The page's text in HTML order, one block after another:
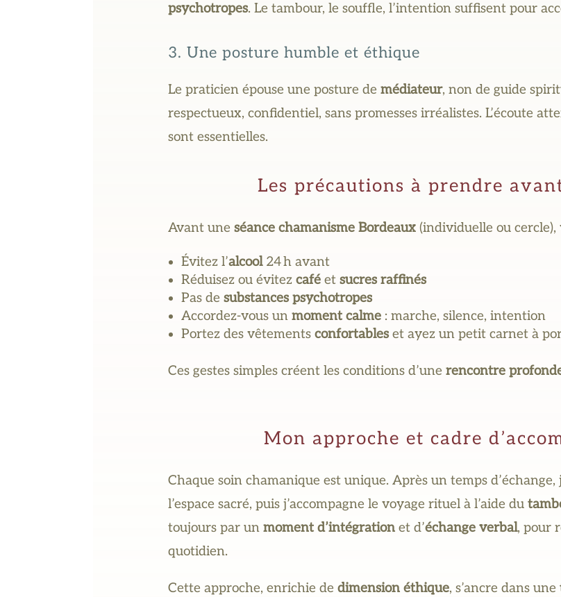
psychotropes. Le tambour, le souffle, l’intention suffisent pour
3. Une posture humble et éthique
Le praticien épouse une posture de médiateur, non de guide
respectueux, confidentiel, sans promesses irréalistes. L’écoute
sont essentielles.
Les précautions à prendre
Avant une séance chamanisme Bordeaux(individuelle ou cercle),
Évitez l’alcool24 h avant
Réduisez ou évitez caféet sucres raffinés
Pas de substances psychotropes
Accordez-vous un moment calme: marche, silence, intention
Portez des vêtements confortableset ayez un petit carnet à
Ces gestes simples créent les conditions d’une rencontre
Mon approche et cadre
Chaque soin chamanique est unique. Après un temps
l’espace sacré, puis j’accompagne le voyage rituel à l’aide du
toujours par un moment d’intégrationet d’échange verbal, pour
quotidien.
Cette approche, enrichie de dimension éthique, s’ancre dans une